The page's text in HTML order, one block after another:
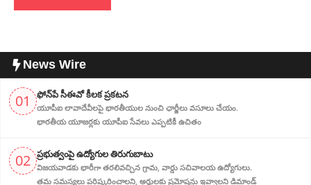
News Wire
01 ఫోన్‌పే సీఈవో కీలక ప్రకటన
యూపీఐ లావాదేవీలపై భారతీయుల నుంచి ఛార్జీలు వసూలు చేయం.
భారతీయ యూజర్లకు యూపీఐ సేవలు ఎప్పటికీ ఉచితం
02 ప్ర‌భుత్వంపై ఉద్యోగుల తిరుగుబాటు
విజయవాడకు భారీగా తరలివచ్చిన గ్రామ‌, వార్డు సచివాలయ ఉద్యోగులు.
తమ సమస్యలు పరిష్కరించాలని, అర్హుల‌కు ప్రమోషన్లు ఇవ్వాలని డిమాండ్